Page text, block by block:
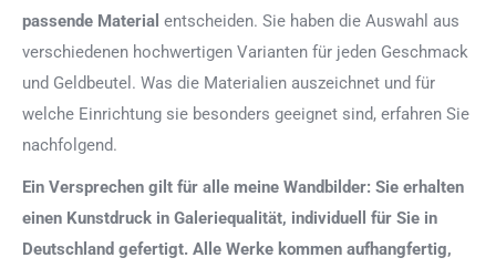
passende Material entscheiden. Sie haben die Auswahl aus
verschiedenen hochwertigen Varianten für jeden Geschmack
und Geldbeutel. Was die Materialien auszeichnet und für
welche Einrichtung sie besonders geeignet sind, erfahren Sie
nachfolgend.
Ein Versprechen gilt für alle meine Wandbilder: Sie erhalten
einen Kunstdruck in Galeriequalität, individuell für Sie in
Deutschland gefertigt. Alle Werke kommen aufhangfertig,